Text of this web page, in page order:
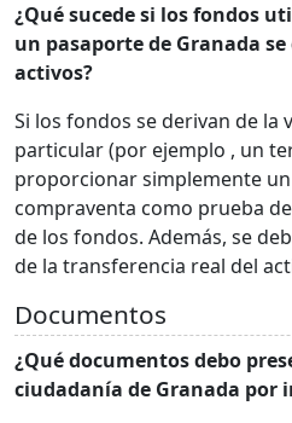
¿Qué sucede si los fondos
un pasaporte de Granada
activos?
Si los fondos se derivan de la
particular (por ejemplo , un
proporcionar simplemente
compraventa como prueba
de los fondos. Además, se
de la transferencia real del
Documentos
¿Qué documentos debo
ciudadanía de Granada por